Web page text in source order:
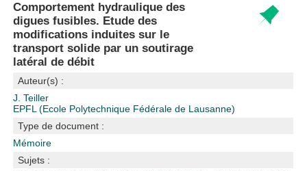
Comportement hydraulique des
digues fusibles. Etude des
modifications induites sur le
transport solide par un soutirage
latéral de débit
Auteur(s) :
J. Teiller
EPFL (Ecole Polytechnique Fédérale de Lausanne)
Type de document :
Mémoire
Sujets :